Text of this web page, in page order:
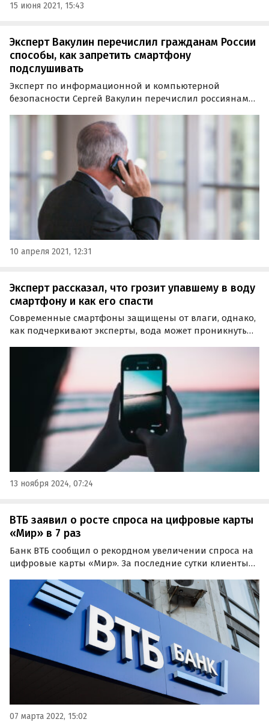
15 июня 2021, 15:43
Эксперт Вакулин перечислил гражданам России
способы, как запретить смартфону
подслушивать
Эксперт по информационной и компьютерной
безопасности Сергей Вакулин перечислил россиянам
телефоне. О них он рассказал в интервью радио
10 апреля 2021, 12:31
Эксперт рассказал, что грозит упавшему в воду
смартфону и как его спасти
Современные смартфоны защищены от влаги, однако,
как подчеркивают эксперты, вода может проникнуть
13 ноября 2024, 07:24
ВТБ заявил о росте спроса на цифровые карты
«Мир» в 7 раз
Банк ВТБ сообщил о рекордном увеличении спроса на
цифровые карты «Мир». За последние сутки клиенты
количество выданных карт Национальной платёжной
системы в «цифре» составило 3,5 тысячи.
07 марта 2022, 15:02